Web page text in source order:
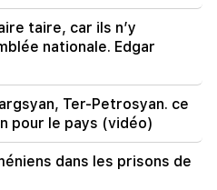
de 567 millions de
millions de roubles vers
à Minvodi
seront confisqués à
de Tatev, Murad
taire, car ils n’y
nationale. Edgar
Ter-Petrosyan. ce
pour le pays (vidéo)
dans les prisons de